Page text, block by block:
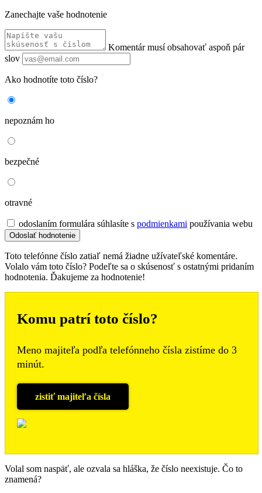
Zanechajte vaše hodnotenie
Komentár musí obsahovať aspoň pár
slov
Ako hodnotíte toto číslo?
nepoznám ho
bezpečné
otravné
odoslaním formulára súhlasíte s podmienkami používania webu
Toto telefónne číslo zatiaľ nemá žiadne užívateľské komentáre.
Volalo vám toto číslo? Podeľte sa o skúsenosť s ostatnými pridaním
hodnotenia. Ďakujeme za hodnotenie!
Komu patrí toto číslo?
Meno majiteľa podľa telefónneho čísla zistíme do 3
minút.
zistiť majiteľa čísla
Volal som naspäť, ale ozvala sa hláška, že číslo neexistuje. Čo to
znamená?